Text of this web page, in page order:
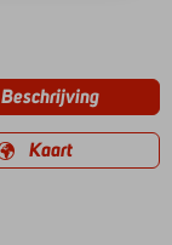
Beschrijving
Kaart